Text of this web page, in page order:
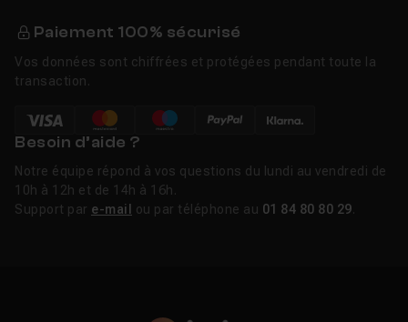
Paiement 100% sécurisé
Vos données sont chiffrées et protégées pendant toute la
transaction.
Besoin d’aide ?
Notre équipe répond à vos questions du lundi au vendredi de
10h à 12h et de 14h à 16h.
Support par e-mail ou par téléphone au 01 84 80 80 29